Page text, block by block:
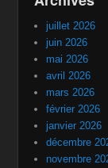
juillet 2026
juin 2026
mai 2026
avril 2026
mars 2026
février 2026
janvier 2026
décembre
novembre